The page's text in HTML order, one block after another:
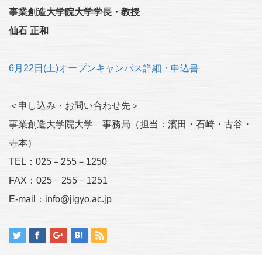
事業創造大学院大学学長・教授
仙石 正和
6月22日(土)オープンキャンパス詳細・申込書
＜申し込み・お問い合わせ先＞
事業創造大学院大学 事務局（担当：濱田・石崎・古谷・
寺本）
TEL：025－255－1250
FAX：025－255－1251
E-mail：info@jigyo.ac.jp